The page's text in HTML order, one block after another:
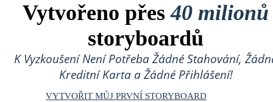
Vytvořeno přes40 milionů
storyboardů
K Vyzkoušení Není Potřeba Žádné Stahování,
Kreditní Karta a Žádné Přihlášení!
VYTVOŘIT MŮJ PRVNÍ STORYBOARD